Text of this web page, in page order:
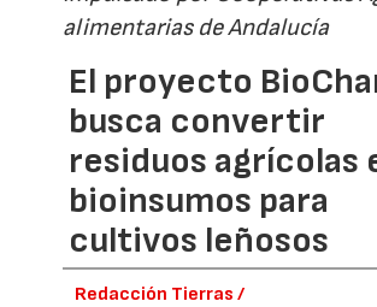
alimentarias de Andalucía
El proyecto
busca convertir
residuos agrícolas
bioinsumos para
cultivos leñosos
Redacción Tierras /